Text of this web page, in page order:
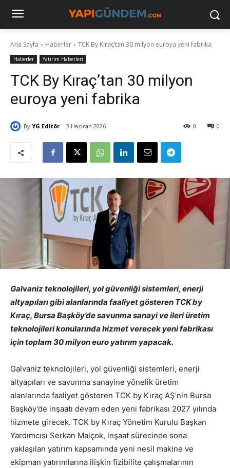
Ana Sayfa Haberler TCK By Kıraç’tan 30 milyon euroya yeni fabrika
Haberler Yatırım Haberleri
TCK By Kıraç’tan 30 milyon
euroya yeni fabrika
By YG Editör 3 Haziran 2026 0
0
Galvaniz teknolojileri, yol güvenliği sistemleri, enerji
altyapıları gibi alanlarında faaliyet gösteren TCK by
Kıraç, Bursa Başköy’de savunma sanayi ve ileri üretim
teknolojileri konularında hizmet verecek yeni fabrikası
için toplam 30 milyon euro yatırım yapacak.
Galvaniz teknolojileri, yol güvenliği sistemleri, enerji
altyapıları ve savunma sanayine yönelik üretim
alanlarında faaliyet gösteren TCK by Kıraç AŞ’nin Bursa
Başköy’de inşaatı devam eden yeni fabrikası 2027 yılında
hizmete girecek. TCK by Kıraç Yönetim Kurulu Başkan
Yardımcısı Serkan Malçok, inşaat sürecinde sona
yaklaşılan yatırım kapsamında yeni nesil makine ve
ekipman yatırımlarına ilişkin fizibilite çalışmalarının